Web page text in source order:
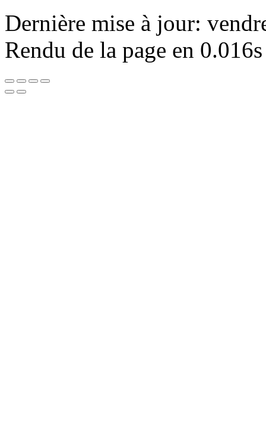
Dernière mise à jour:
Rendu de la page en 0.016s